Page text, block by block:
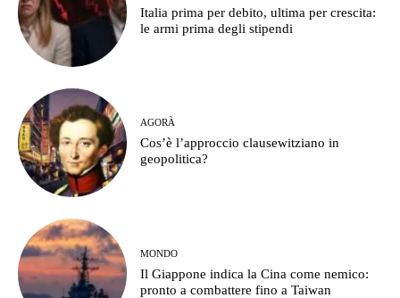
Italia prima per debito, ultima per crescita:
le armi prima degli stipendi
AGORÀ
Cos’è l’approccio clausewitziano in
geopolitica?
MONDO
Il Giappone indica la Cina come nemico:
pronto a combattere fino a Taiwan